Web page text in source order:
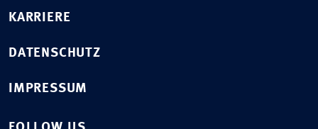
KARRIERE
DATENSCHUTZ
IMPRESSUM